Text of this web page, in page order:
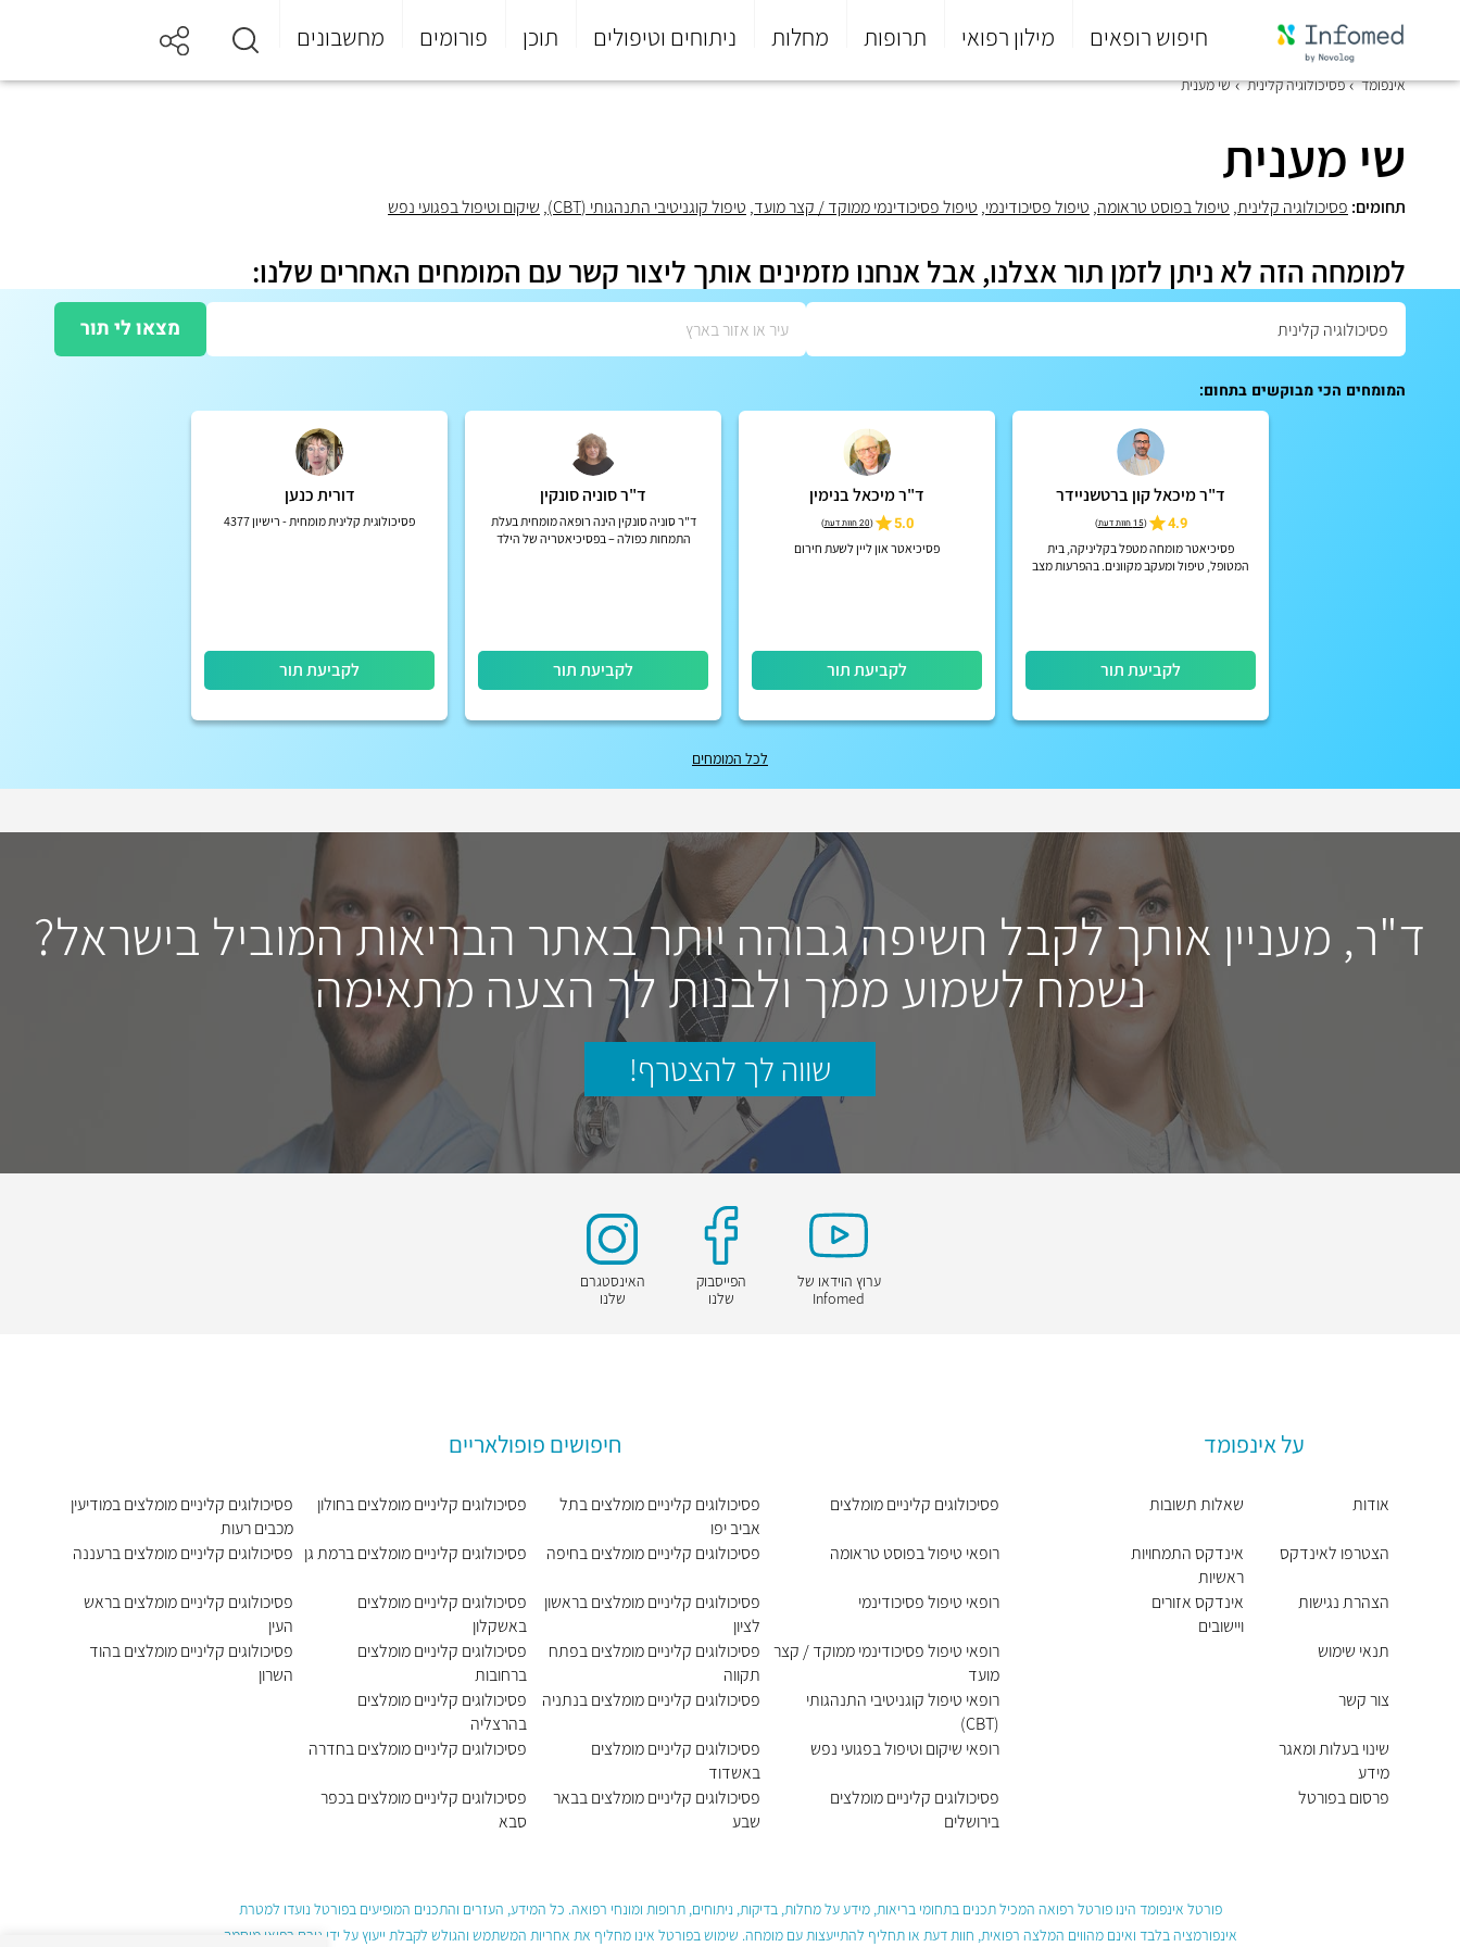
חיפוש רופאים מילון רפואי תרופות מחלות ניתוחים וטיפולים תוכן פורומים מחשבונים
סוף
אינפומד פסיכולוגיה קלינית שי מענית
שי מענית
תחומים: פסיכולוגיה קלינית, טיפול בפוסט טראומה, טיפול פסיכודינמי, טיפול פסיכודינמי ממוקד / קצר מועד, טיפול קוגניטיבי התנהגותי (CBT) , שיקום וטיפול בפגועי נפש
למומחה הזה לא ניתן לזמן תור אצלנו, אבל אנחנו מזמינים אותך ליצור קשר עם המומחים האחרים שלנו:
מצאו לי תור
המומחים הכי מבוקשים בתחום:
ד"ר מיכאל קון ברטשניידר
4.9
(15 חוות דעת )
פסיכיאטר מומחה מטפל בקליניקה, בית
המטופל, טיפול ומעקב מקוונים. בהפרעות מצב
לקביעת תור
ד"ר מיכאל בנימין
5.0
(20 חוות דעת )
פסיכיאטר און ליין לשעת חירום
לקביעת תור
ד"ר סוניה סונקין
ד"ר סוניה סונקין הינה רופאה מומחית בעלת
התמחות כפולה – בפסיכיאטריה של הילד
לקביעת תור
דורית כנען
פסיכולוגית קלינית מומחית - רישיון 4377
לקביעת תור
לכל המומחים
ד"ר, מעניין אותך לקבל חשיפה גבוהה יותר באתר הבריאות המוביל בישראל?
נשמח לשמוע ממך ולבנות לך הצעה מתאימה
שווה לך להצטרף!
ערוץ הוידאו של
Infomed
הפייסבוק
שלנו
האינסטגרם
שלנו
על אינפומד
אודות
הצטרפו לאינדקס
הצהרת נגישות
תנאי שימוש
צור קשר
שינוי בעלות ומאגר
מידע
פרסום בפורטל
שאלות תשובות
אינדקס התמחויות
ראשיות
אינדקס אזורים
ויישובים
חיפושים פופולאריים
פסיכולוגים קליניים מומלצים
רופאי טיפול בפוסט טראומה
רופאי טיפול פסיכודינמי
רופאי טיפול פסיכודינמי ממוקד / קצר
מועד
רופאי טיפול קוגניטיבי התנהגותי
(CBT)
רופאי שיקום וטיפול בפגועי נפש
פסיכולוגים קליניים מומלצים
בירושלים
פסיכולוגים קליניים מומלצים בתל
אביב יפו
פסיכולוגים קליניים מומלצים בחיפה
פסיכולוגים קליניים מומלצים בראשון
לציון
פסיכולוגים קליניים מומלצים בפתח
תקווה
פסיכולוגים קליניים מומלצים בנתניה
פסיכולוגים קליניים מומלצים
באשדוד
פסיכולוגים קליניים מומלצים בבאר
שבע
פסיכולוגים קליניים מומלצים בחולון
פסיכולוגים קליניים מומלצים ברמת גן
פסיכולוגים קליניים מומלצים
באשקלון
פסיכולוגים קליניים מומלצים
ברחובות
פסיכולוגים קליניים מומלצים
בהרצליה
פסיכולוגים קליניים מומלצים בחדרה
פסיכולוגים קליניים מומלצים בכפר
סבא
פסיכולוגים קליניים מומלצים במודיעין
מכבים רעות
פסיכולוגים קליניים מומלצים ברעננה
פסיכולוגים קליניים מומלצים בראש
העין
פסיכולוגים קליניים מומלצים בהוד
השרון
פורטל אינפומד הינו פורטל רפואה המכיל תכנים בתחומי בריאות, מידע על מחלות, בדיקות, ניתוחים, תרופות ומונחי רפואה. כל המידע, העזרים והתכנים המופיעים בפורטל נועדו למטרת
אינפורמציה בלבד ואינם מהווים המלצה רפואית, חוות דעת או תחליף להתייעצות עם מומחה. שימוש בפורטל אינו מחליף את אחריות המשתמש והגולש לקבלת ייעוץ על ידי גורם רפואי מוסמך